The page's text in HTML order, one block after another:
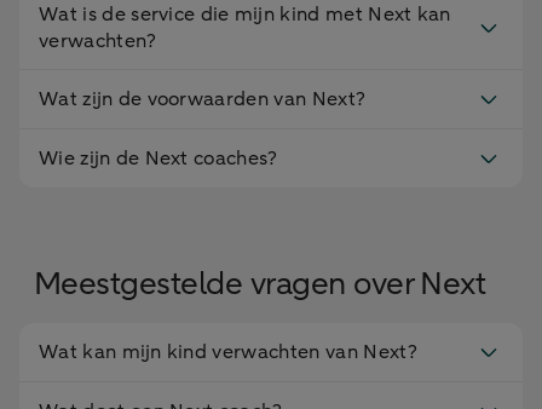
Wat is de service die mijn kind met Next kan
verwachten?
Wat zijn de voorwaarden van Next?
Wie zijn de Next coaches?
Meestgestelde vragen over Next
Wat kan mijn kind verwachten van Next?